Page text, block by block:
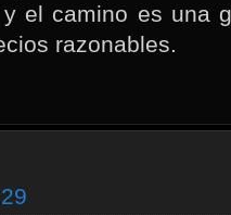
el camino es una
razonables.